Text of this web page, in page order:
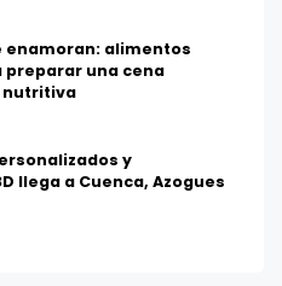
enamoran: alimentos
preparar una cena
nutritiva
y
llega a Cuenca, Azogues